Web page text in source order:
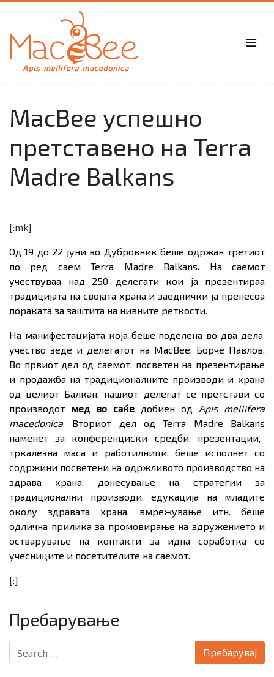
MacBee успешно
претставено на Terra
Madre Balkans
[:mk]
Од 19 до 22 јуни во Дубровник беше одржан третиот
по ред саемTerra Madre Balkans. На саемот
учествуваа над 250 делегати кои ја презентираа
традицијата на својата храна и заеднички ја пренесоа
пораката за заштита на нивните реткости.
На манифестацијата која беше поделена во два дела,
учество зеде и делегатот на MacBee, Борче Павлов.
Во првиот дел од саемот, посветен на презентирање
и продажба на традиционалните производи и храна
од целиот Балкан, нашиот делегат се претстави со
производот мед во саќе добиен од Apis mellifera
macedonica. Вториот дел одTerra Madre Balkans
наменет за конференциски средби, презентации,
тркалезна маса и работилници, беше исполнет со
содржини посветени на одржливото производство на
здрава храна, донесување на стратегии за
традиционални производи, едукација на младите
околу здравата храна, вмрежување итн. беше
одлична прилика за промовирање на здружението и
остварување на контакти за идна соработка со
учесниците и посетителите на саемот.
[:]
Пребарување
Search for: